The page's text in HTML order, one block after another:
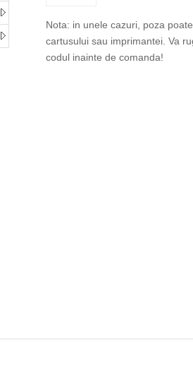
Nota: in unele cazuri, poza
cartusului sau imprimantei. Va
codul inainte de comanda!